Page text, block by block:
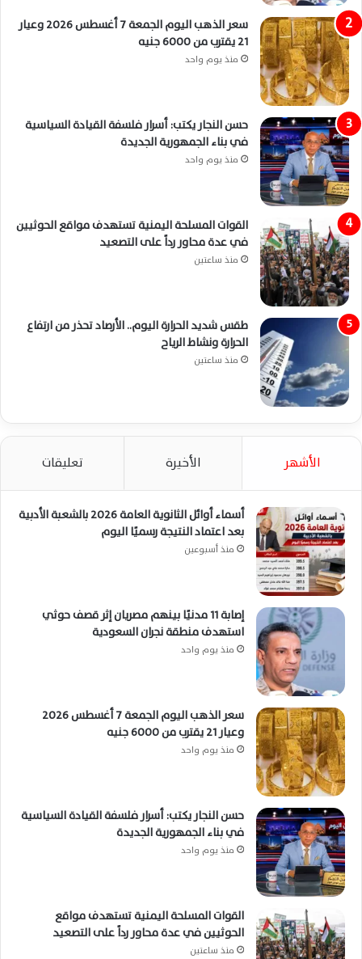
سعر الذهب اليوم الجمعة 7 أغسطس 2026 وعيار
21 يقترب من 6000 جنيه
منذ يوم واحد
حسن النجار يكتب: أسرار فلسفة القيادة السياسية
في بناء الجمهورية الجديدة
منذ يوم واحد
القوات المسلحة اليمنية تستهدف مواقع الحوثيين
في عدة محاور رداً على التصعيد
منذ ساعتين
طقس شديد الحرارة اليوم.. الأرصاد تحذر من ارتفاع
الحرارة ونشاط الرياح
منذ ساعتين
الأشهر الأخيرة تعليقات
أسماء أوائل الثانوية العامة 2026 بالشعبة الأدبية
بعد اعتماد النتيجة رسميًا اليوم
منذ أسبوعين
إصابة 11 مدنيًا بينهم مصريان إثر قصف حوثي
استهدف منطقة نجران السعودية
منذ يوم واحد
سعر الذهب اليوم الجمعة 7 أغسطس 2026
وعيار 21 يقترب من 6000 جنيه
منذ يوم واحد
حسن النجار يكتب: أسرار فلسفة القيادة السياسية
في بناء الجمهورية الجديدة
منذ يوم واحد
القوات المسلحة اليمنية تستهدف مواقع
الحوثيين في عدة محاور رداً على التصعيد
منذ ساعتين